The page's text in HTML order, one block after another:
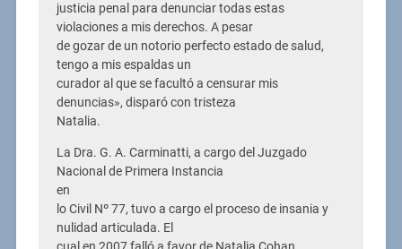
justicia penal para denunciar todas estas
violaciones a mis derechos. A pesar
de gozar de un notorio perfecto estado de salud,
tengo a mis espaldas un
curador al que se facultó a censurar mis
denuncias», disparó con tristeza
Natalia.
La Dra. G. A. Carminatti, a cargo del Juzgado
Nacional de Primera Instancia
en
lo Civil Nº 77, tuvo a cargo el proceso de insania y
nulidad articulada. El